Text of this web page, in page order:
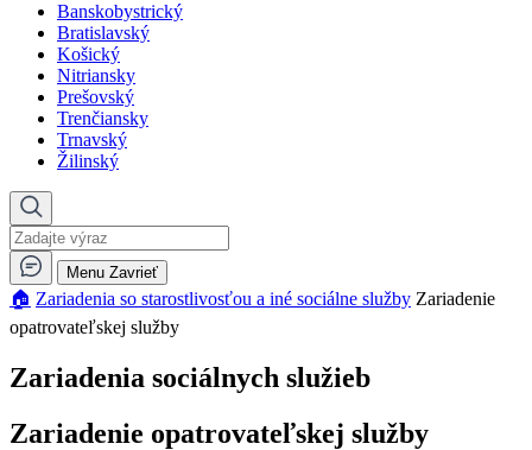
Banskobystrický
Bratislavský
Košický
Nitriansky
Prešovský
Trenčiansky
Trnavský
Žilinský
Menu Zavrieť
🏠︎ Zariadenia so starostlivosťou a iné sociálne služby Zariadenie
opatrovateľskej služby
Zariadenia sociálnych služieb
Zariadenie opatrovateľskej služby